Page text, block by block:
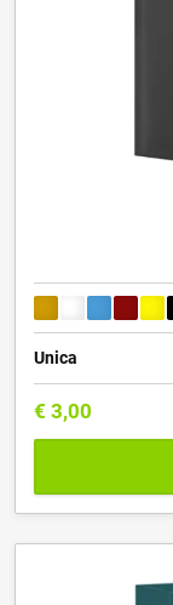
Unica
€ 3,00